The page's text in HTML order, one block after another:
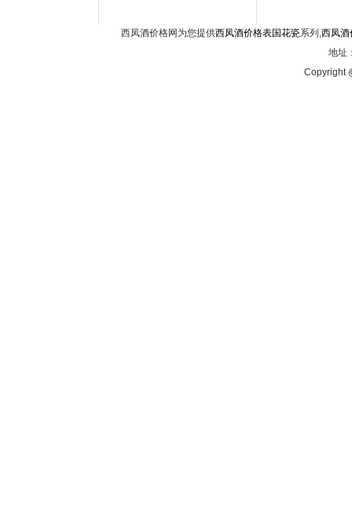
西凤酒价格网为您提供西凤酒价格表国花瓷系列,西凤酒
地址
Copyright